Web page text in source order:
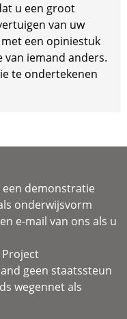
u een groot
van uw
een opiniestuk
iemand anders.
te ondertekenen
een demonstratie
onderwijsvorm
e-mail van ons als u
Project
geen staatssteun
wegennet als